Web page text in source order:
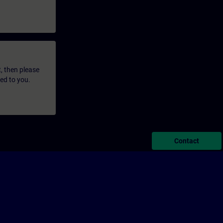
then please
to you.
Contact